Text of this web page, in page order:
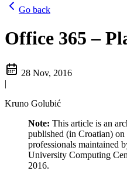
Go back
Office 365 –
28 Nov, 2016
|
Kruno Golubić
Note: This article is an
published (in Croatian) on
professionals maintained
University Computing
2016.